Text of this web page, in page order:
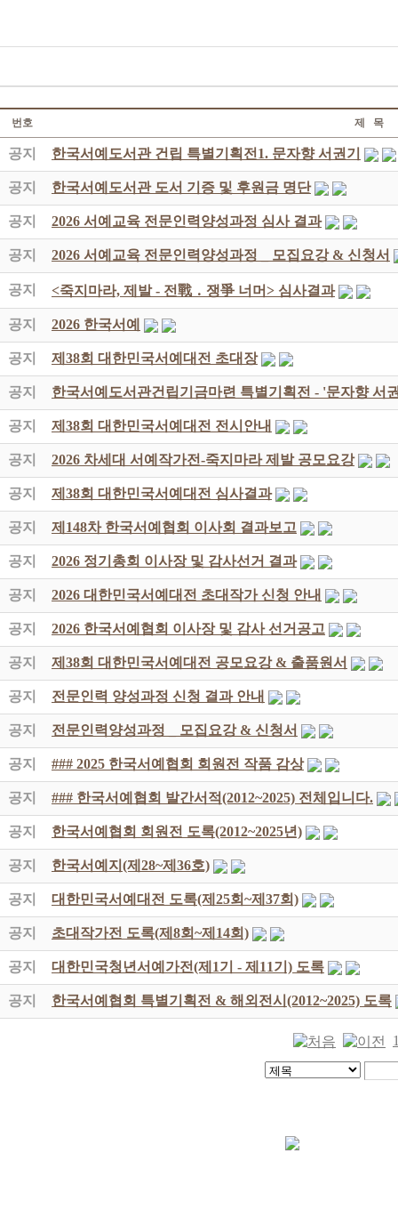
번호 제 목
공지 한국서예도서관 건립 특별기획전1. 문자향 서권기
공지 한국서예도서관 도서 기증 및 후원금 명단
공지 2026 서예교육 전문인력양성과정 심사 결과
공지 2026 서예교육 전문인력양성과정 _ 모집요강 & 신청서
공지 <죽지마라, 제발 - 전戰 ․ 쟁爭 너머> 심사결과
공지 2026 한국서예
공지 제38회 대한민국서예대전 초대장
공지 한국서예도서관건립기금마련 특별기획전 - '문자향 서
공지 제38회 대한민국서예대전 전시안내
공지 2026 차세대 서예작가전-죽지마라 제발 공모요강
공지 제38회 대한민국서예대전 심사결과
공지 제148차 한국서예협회 이사회 결과보고
공지 2026 정기총회 이사장 및 감사선거 결과
공지 2026 대한민국서예대전 초대작가 신청 안내
공지 2026 한국서예협회 이사장 및 감사 선거공고
공지 제38회 대한민국서예대전 공모요강 & 출품원서
공지 전문인력 양성과정 신청 결과 안내
공지 전문인력양성과정 _ 모집요강 & 신청서
공지 ### 2025 한국서예협회 회원전 작품 감상
공지 ### 한국서예협회 발간서적(2012~2025) 전체입니다.
공지 한국서예협회 회원전 도록(2012~2025년)
공지 한국서예지(제28~제36호)
공지 대한민국서예대전 도록(제25회~제37회)
공지 초대작가전 도록(제8회~제14회)
공지 대한민국청년서예가전(제1기 - 제11기) 도록
공지 한국서예협회 특별기획전 & 해외전시(2012~2025) 도록